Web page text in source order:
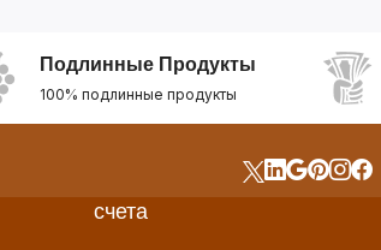
Подлинные Продукты
100% подлинные продукты
счета